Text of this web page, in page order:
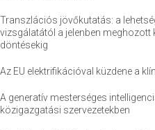
Transzlációs jövőkutatás: a
vizsgálatától a jelenben
döntésekig
Az EU elektrifikációval küzdene a
A generatív mesterséges
közigazgatási szervezetekben